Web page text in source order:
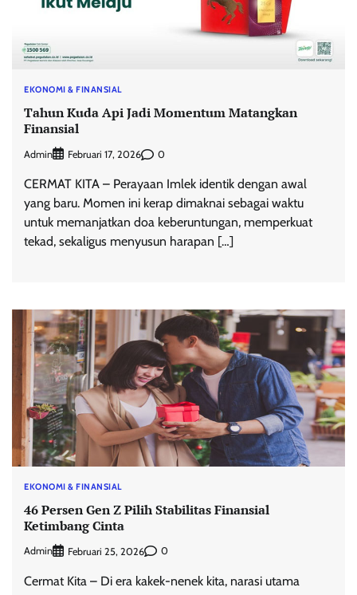
EKONOMI & FINANSIAL
Tahun Kuda Api Jadi Momentum Matangkan
Finansial
Admin Februari 17, 2026 0
CERMAT KITA – Perayaan Imlek identik dengan awal
yang baru. Momen ini kerap dimaknai sebagai waktu
untuk memanjatkan doa keberuntungan, memperkuat
tekad, sekaligus menyusun harapan […]
EKONOMI & FINANSIAL
46 Persen Gen Z Pilih Stabilitas Finansial
Ketimbang Cinta
Admin Februari 25, 2026 0
Cermat Kita – Di era kakek-nenek kita, narasi utama